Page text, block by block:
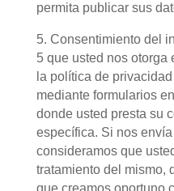
permita publicar sus
5. Consentimiento del
5 que usted nos otorga
la política de
mediante formularios
donde usted presta su
específica. Si nos
consideramos que
tratamiento del mismo,
que creamos oportuno